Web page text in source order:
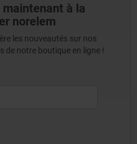
à la
norelem
les nouveautés sur nos
de notre boutique en ligne !